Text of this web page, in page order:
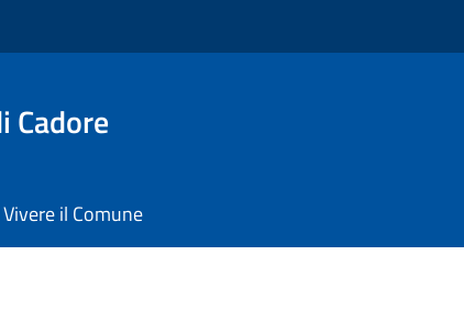
Cadore
Vivere il Comune